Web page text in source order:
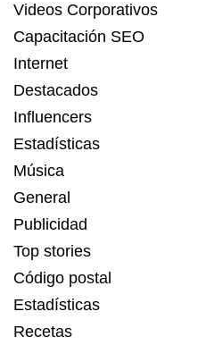
Videos Corporativos
Capacitación SEO
Internet
Destacados
Influencers
Estadísticas
Música
General
Publicidad
Top stories
Código postal
Estadísticas
Recetas